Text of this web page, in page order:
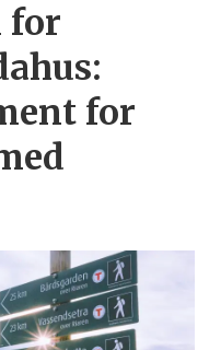
for
for